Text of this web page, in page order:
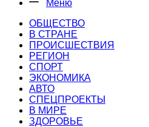
Меню
ОБЩЕСТВО
В СТРАНЕ
ПРОИСШЕСТВИЯ
РЕГИОН
CПОРТ
ЭКОНОМИКА
АВТО
СПЕЦПРОЕКТЫ
В МИРЕ
ЗДОРОВЬЕ